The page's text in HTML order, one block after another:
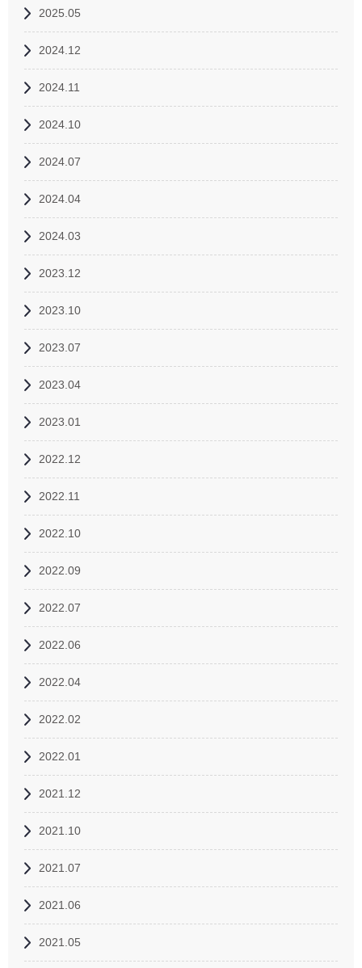
2025.05
2024.12
2024.11
2024.10
2024.07
2024.04
2024.03
2023.12
2023.10
2023.07
2023.04
2023.01
2022.12
2022.11
2022.10
2022.09
2022.07
2022.06
2022.04
2022.02
2022.01
2021.12
2021.10
2021.07
2021.06
2021.05